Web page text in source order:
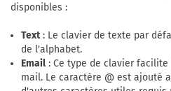
disponibles :
Text: Le clavier de texte par
de l'alphabet.
Email : Ce type de clavier
mail. Le caractère @ est ajouté